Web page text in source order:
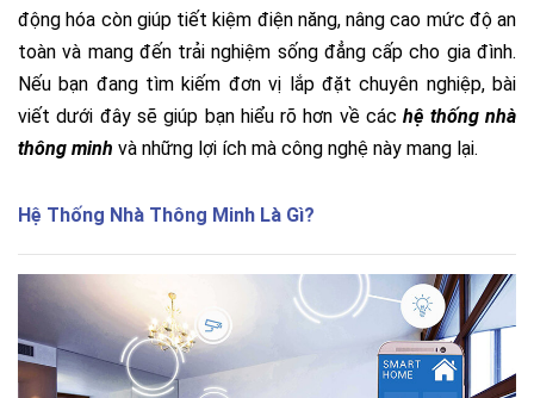
động hóa còn giúp tiết kiệm điện năng, nâng cao mức độ an
toàn và mang đến trải nghiệm sống đẳng cấp cho gia đình.
Nếu bạn đang tìm kiếm đơn vị lắp đặt chuyên nghiệp, bài
viết dưới đây sẽ giúp bạn hiểu rõ hơn về cáchệ thống nhà
thông minh và những lợi ích mà công nghệ này mang lại.
Hệ Thống Nhà Thông Minh Là Gì?